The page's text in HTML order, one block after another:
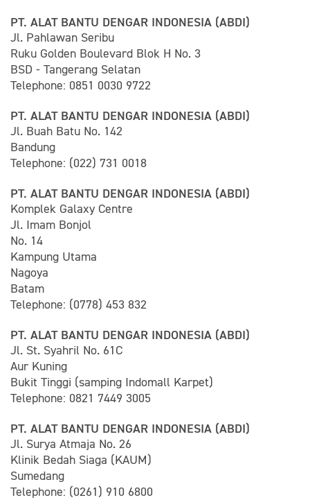
PT. ALAT BANTU DENGAR INDONESIA (ABDI)
Jl. Pahlawan Seribu
Ruku Golden Boulevard Blok H No. 3
BSD - Tangerang Selatan
Telephone: 0851 0030 9722
PT. ALAT BANTU DENGAR INDONESIA (ABDI)
Jl. Buah Batu No. 142
Bandung
Telephone: (022) 731 0018
PT. ALAT BANTU DENGAR INDONESIA (ABDI)
Komplek Galaxy Centre
Jl. Imam Bonjol
No. 14
Kampung Utama
Nagoya
Batam
Telephone: (0778) 453 832
PT. ALAT BANTU DENGAR INDONESIA (ABDI)
Jl. St. Syahril No. 61C
Aur Kuning
Bukit Tinggi (samping Indomall Karpet)
Telephone: 0821 7449 3005
PT. ALAT BANTU DENGAR INDONESIA (ABDI)
Jl. Surya Atmaja No. 26
Klinik Bedah Siaga (KAUM)
Sumedang
Telephone: (0261) 910 6800